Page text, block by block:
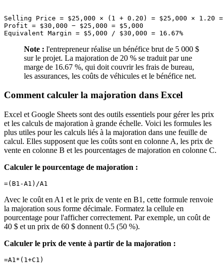
Selling Price = $25,000 × (1 + 0.20) = $25,000 × 1.20 =
Profit = $30,000 − $25,000 = $5,000
Note : l'entrepreneur réalise un bénéfice brut de 5 000 $
sur le projet. La majoration de 20 % se traduit par une
marge de 16.67 %, qui doit couvrir les frais de bureau,
les assurances, les coûts de véhicules et le bénéfice net.
Comment calculer la majoration dans Excel
Excel et Google Sheets sont des outils essentiels pour gérer les prix
et les calculs de majoration à grande échelle. Voici les formules les
plus utiles pour les calculs liés à la majoration dans une feuille de
calcul. Elles supposent que les coûts sont en colonne A, les prix de
vente en colonne B et les pourcentages de majoration en colonne C.
Calculer le pourcentage de majoration :
Avec le coût en A1 et le prix de vente en B1, cette formule renvoie
la majoration sous forme décimale. Formatez la cellule en
pourcentage pour l'afficher correctement. Par exemple, un coût de
40 $ et un prix de 60 $ donnent 0.5 (50 %).
Calculer le prix de vente à partir de la majoration :